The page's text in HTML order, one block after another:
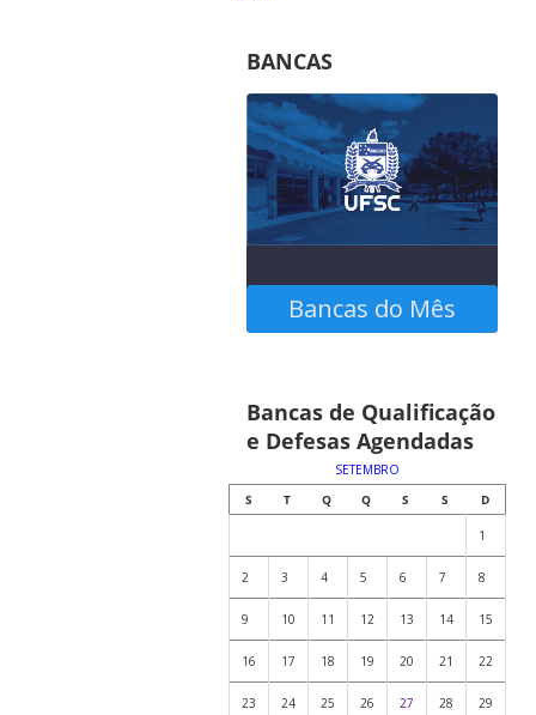
BANCAS
Bancas do Mês
Confira as bancas
agendadas no calendário
abaixo
Bancas de Qualificação
e Defesas Agendadas
SETEMBRO
S
T Q Q S S D
1
2 3 4 5 6 7 8
9 10 11 12 13 14 15
16 17 18 19 20 21 22
23 24 25 26 27 28 29